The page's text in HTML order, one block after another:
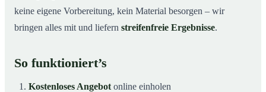
keine eigene Vorbereitung, kein Material besorgen – wir
bringen alles mit und liefern streifenfreie Ergebnisse.
So funktioniert’s
Kostenloses Angebot online einholen